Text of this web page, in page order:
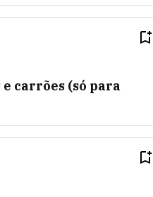
carrões (só para